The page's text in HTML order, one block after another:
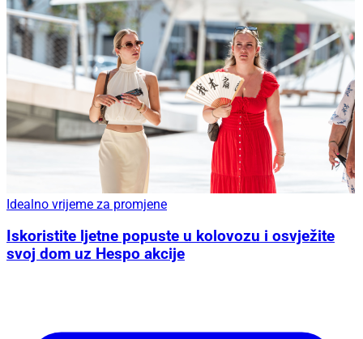
Idealno vrijeme za promjene
Iskoristite ljetne popuste u kolovozu i osvježite
svoj dom uz Hespo akcije